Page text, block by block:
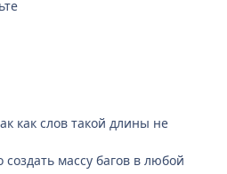
как слов такой длины не
массу багов в любой